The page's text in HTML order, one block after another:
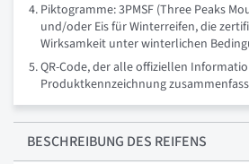
Piktogramme: 3PMSF (Three Peaks
und/oder Eis für Winterreifen, die
Wirksamkeit unter winterlichen
QR-Code, der alle offiziellen
Produktkennzeichnung
BESCHREIBUNG DES REIFENS